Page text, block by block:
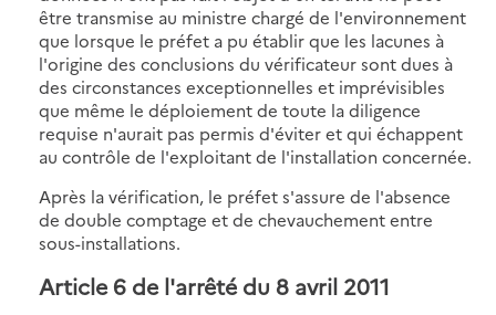
être transmise au ministre chargé de l'environnement
que lorsque le préfet a pu établir que les lacunes à
l'origine des conclusions du vérificateur sont dues à
des circonstances exceptionnelles et imprévisibles
que même le déploiement de toute la diligence
requise n'aurait pas permis d'éviter et qui échappent
au contrôle de l'exploitant de l'installation concernée.
Après la vérification, le préfet s'assure de l'absence
de double comptage et de chevauchement entre
sous-installations.
Article 6 de l'arrêté du 8 avril 2011